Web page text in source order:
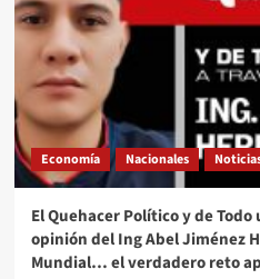
Economía Nacionales
El Quehacer Político y de Todo
opinión del Ing Abel Jiménez
Mundial… el verdadero reto